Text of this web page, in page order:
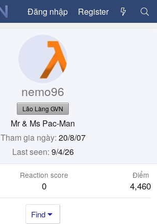
Đăng nhập Register
nemo96
Lão Làng GVN
Mr & Ms Pac-Man
Tham gia ngày 20/8/07
Last seen 9/4/26
Reaction score
0
Điểm
4,460
Find